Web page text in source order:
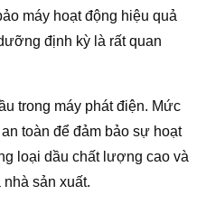
máy hoạt động hiệu quả
định kỳ là rất quan
trong máy phát điện. Mức
toàn để đảm bảo sự hoạt
loại dầu chất lượng cao và
sản xuất.